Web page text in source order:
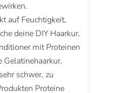
auf Feuchtigkeit,
deine DIY Haarkur,
mit Proteinen
schwer, zu
Proteine